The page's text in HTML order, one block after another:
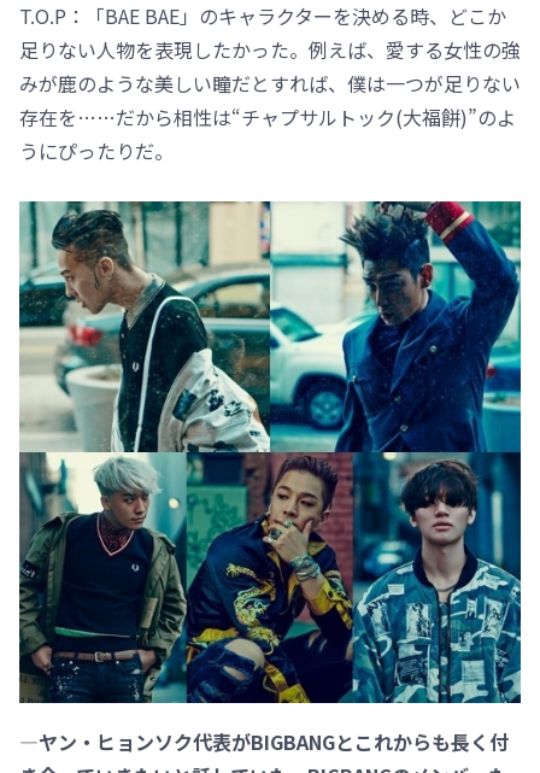
T.O.P：「BAE BAE」のキャラクターを決める時、どこか
足りない人物を表現したかった。例えば、愛する女性の強
みが鹿のような美しい瞳だとすれば、僕は一つが足りない
存在を……だから相性は“チャプサルトック(大福餅)”のよ
うにぴったりだ。
―ヤン・ヒョンソク代表がBIGBANGとこれからも長く付